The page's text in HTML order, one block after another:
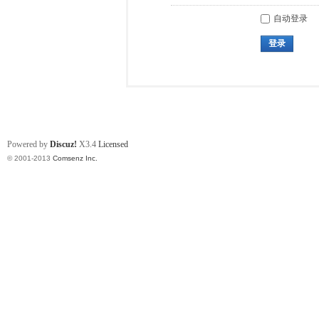
自动登录
登录
Powered by Discuz! X3.4 Licensed
© 2001-2013 Comsenz Inc.